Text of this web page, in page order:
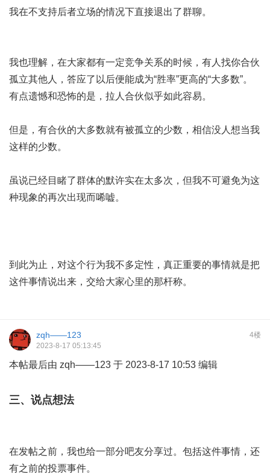
我在不支持后者立场的情况下直接退出了群聊。
我也理解，在大家都有一定竞争关系的时候，有人找你合伙
孤立其他人，答应了以后便能成为“胜率”更高的“大多数”。
有点遗憾和恐怖的是，拉人合伙似乎如此容易。
但是，有合伙的大多数就有被孤立的少数，相信没人想当我
这样的少数。
虽说已经目睹了群体的默许实在太多次，但我不可避免为这
种现象的再次出现而唏嘘。
到此为止，对这个行为我不多定性，真正重要的事情就是把
这件事情说出来，交给大家心里的那杆称。
4楼
zqh——123
2023-8-17 05:13:45
本帖最后由 zqh——123 于 2023-8-17 10:53 编辑
三、说点想法
在发帖之前，我也给一部分吧友分享过。包括这件事情，还
有之前的投票事件。